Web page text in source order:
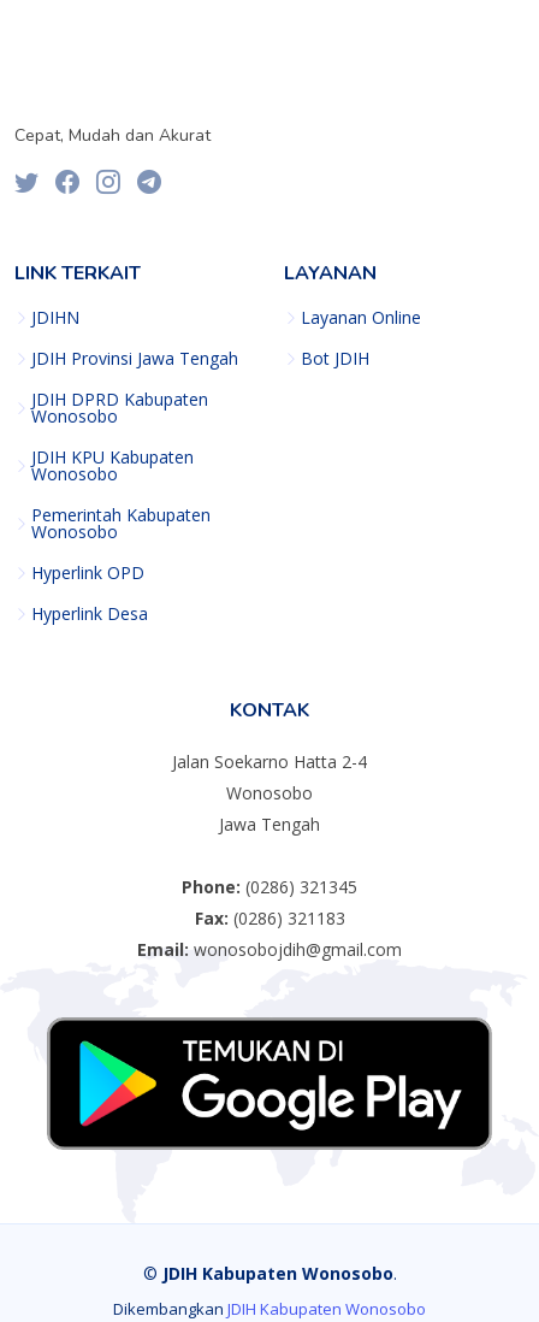
Cepat, Mudah dan Akurat
LINK TERKAIT
JDIHN
JDIH Provinsi Jawa Tengah
JDIH DPRD Kabupaten
Wonosobo
JDIH KPU Kabupaten
Wonosobo
Pemerintah Kabupaten
Wonosobo
Hyperlink OPD
Hyperlink Desa
LAYANAN
Layanan Online
Bot JDIH
KONTAK
Jalan Soekarno Hatta 2-4
Wonosobo
Jawa Tengah
Phone: (0286) 321345
Fax: (0286) 321183
Email: wonosobojdih@gmail.com
© JDIH Kabupaten Wonosobo.
Dikembangkan JDIH Kabupaten Wonosobo